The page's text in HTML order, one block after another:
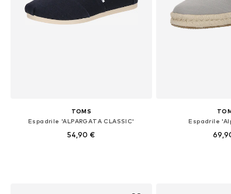
TOMS
Espadrile 'ALPARGATA CLASSIC'
54,90 €
Espadrile